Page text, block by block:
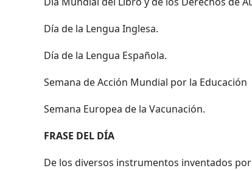
Día de la Lengua Inglesa.
Día de la Lengua Española.
Semana de Acción Mundial por la Educación
Semana Europea de la Vacunación.
FRASE DEL DÍA
De los diversos instrumentos inventados